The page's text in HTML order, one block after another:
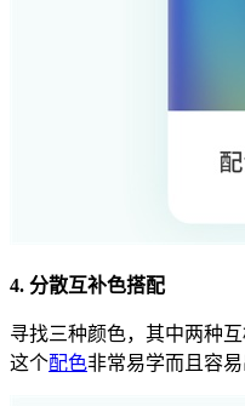
4. 分散互补色搭配
寻找三种颜色，其中两种
这个配色非常易学而且容易